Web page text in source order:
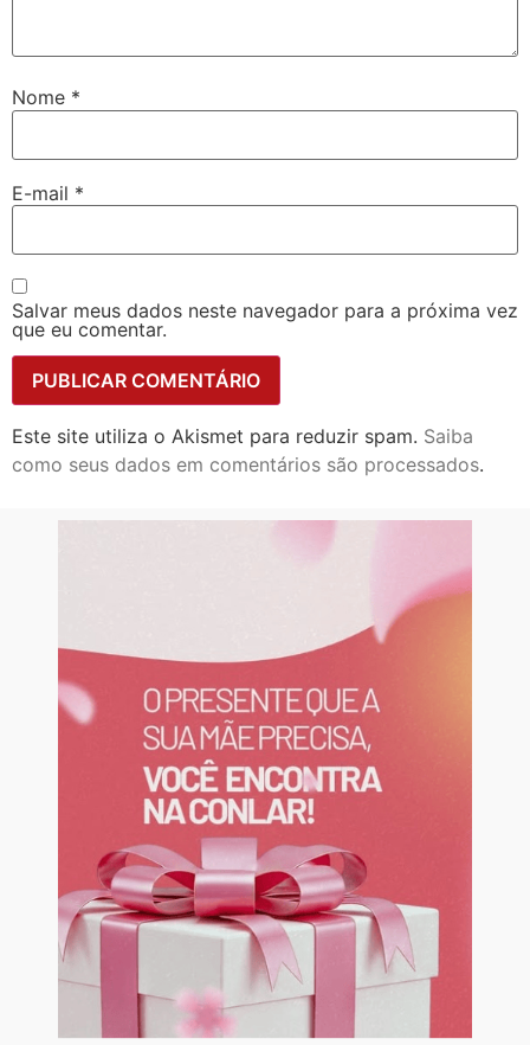
Nome *
E-mail *
Salvar meus dados neste navegador para a próxima vez
que eu comentar.
Este site utiliza o Akismet para reduzir spam. Saiba
como seus dados em comentários são processados.